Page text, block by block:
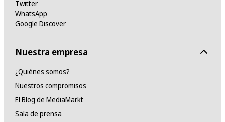
Twitter
WhatsApp
Google Discover
Nuestra empresa
¿Quiénes somos?
Nuestros compromisos
El Blog de MediaMarkt
Sala de prensa